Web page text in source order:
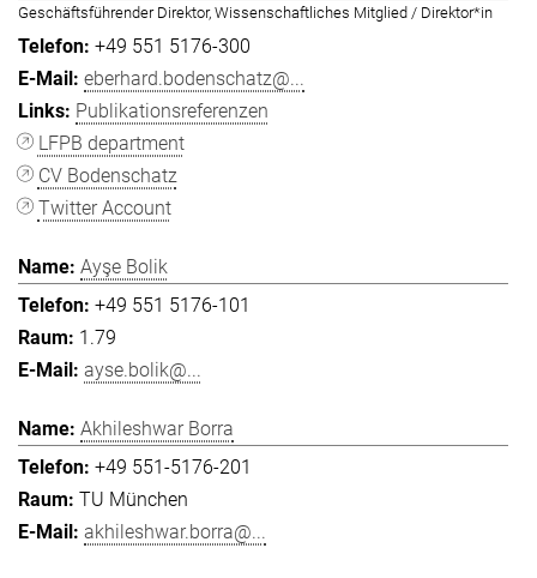
Geschäftsführender Direktor, Wissenschaftliches Mitglied / Direktor*in
+49 551 5176-300
eberhard.bodenschatz@...
Publikationsreferenzen
LFPB department
CV Bodenschatz
Twitter Account
Ayşe Bolik
+49 551 5176-101
1.79
ayse.bolik@...
Akhileshwar Borra
+49 551-5176-201
TU München
akhileshwar.borra@...